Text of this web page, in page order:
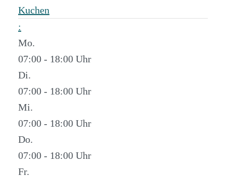
Kuchen
:
Mo.
07:00 - 18:00
Di.
07:00 - 18:00
Mi.
07:00 - 18:00
Do.
07:00 - 18:00
Fr.